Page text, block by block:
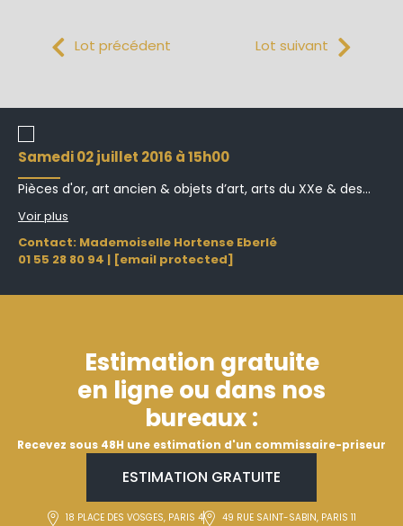
Lot précédent Lot suivant
samedi 02 juillet 2016 à 15h00
Pièces d'or, art ancien & objets d’art, arts du XXe & des...
Voir plus
Contact: Mademoiselle Hortense Eberlé
01 55 28 80 94 | [email protected]
Estimation gratuite
en ligne ou dans nos
bureaux :
Recevez sous 48H une estimation d'un commissaire-priseur
ESTIMATION GRATUITE
18 PLACE DES VOSGES, PARIS 4 49 RUE SAINT-SABIN, PARIS 11